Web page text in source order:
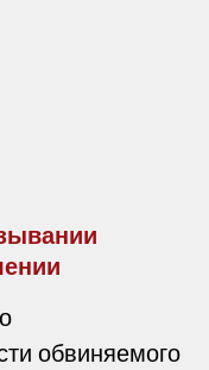
обвиняемого